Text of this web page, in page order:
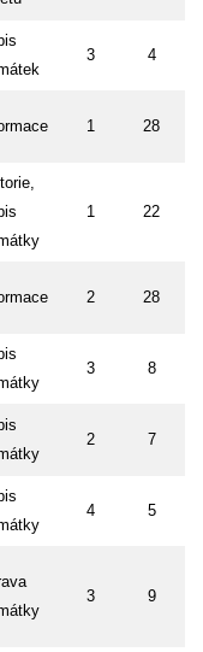
3 4
1 28
1 22
2 28
3 8
2 7
4 5
3 9